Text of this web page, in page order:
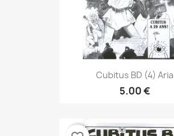
Cubitus BD (4) Aria
5.00 €